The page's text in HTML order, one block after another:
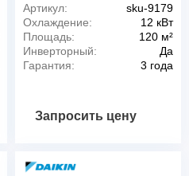
Артикул:
sku-9179
Охлаждение:
12 кВт
Площадь:
120 м²
Инверторный:
Да
Гарантия:
3 года
Запросить цену